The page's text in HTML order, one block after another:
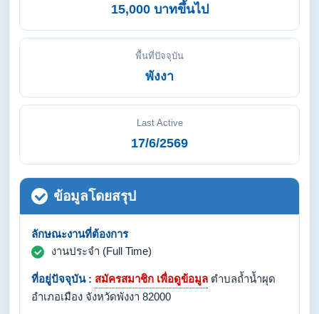
15,000 บาทขึ้นไป
พื้นที่ปัจจุบัน
พังงา
Last Active
17/6/2569
ข้อมูลโดยสรุป
ลักษณะงานที่ต้องการ
งานประจำ (Full Time)
ที่อยู่ปัจจุบัน : สมัครสมาชิก เพื่อดูข้อมูล ตำบลถ้ำน้ำผุด
อำเภอเมือง จังหวัดพังงา 82000